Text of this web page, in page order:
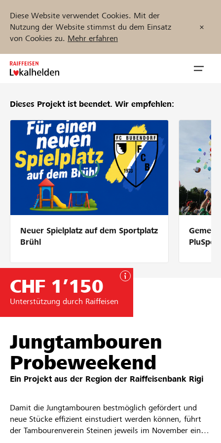
Diese Website verwendet Cookies. Mit der
Nutzung der Website stimmst du dem Einsatz
von Cookies zu. Mehr erfahren
Zum
Inhalt
Unterstützen
Hilfe & Support
Partner / Raiffeisenbank
Anmelden
Projekte und Organisationen finden
DE FR IT
Dieses Projekt ist beendet. Wir empfehlen:
Neuer Spielplatz auf dem Sportplatz
Brühl
CHF 1’150
Unterstützung durch Raiffeisen
Jungtambouren
Probeweekend
Ein Projekt aus der Region der Raiffeisenbank Rigi
Damit die Jungtambouren bestmöglich gefördert und
neue Stücke effizient einstudiert werden können, führt
der Tambourenverein Steinen jeweils im November ein